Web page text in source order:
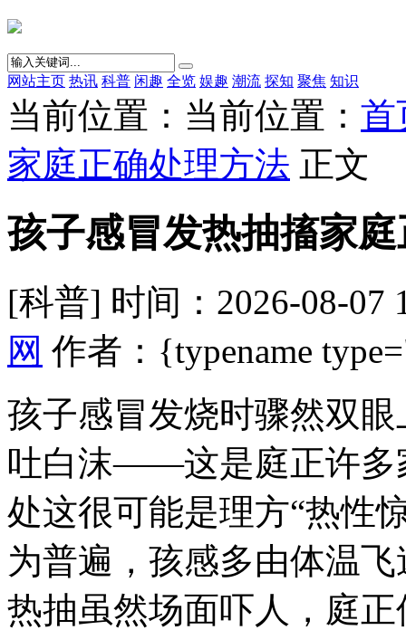
网站主页 热讯 科普 闲趣 全览 娱趣 潮流 探知 聚焦 知识
当前位置：当前位置： 首
家庭正确处理方法 正文
孩子感冒发热抽搐家
[科普] 时间：2026-08-07
网 作者：{typename
孩子感冒发烧时骤然双
吐白沫——这是庭正许多
处这很可能是理方“热性
为普遍，孩感多由体温
热抽虽然场面吓人，庭